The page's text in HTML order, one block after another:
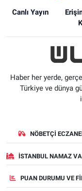
Canlı Yayın
Haber her yerde,
Türkiye ve dünya
NÖBETÇI
İSTANBUL NAMAZ
PUAN DURUMU VE